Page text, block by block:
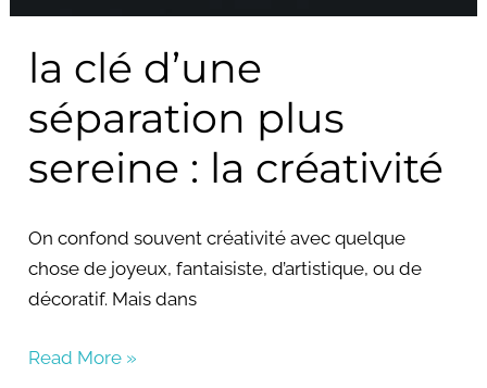
la clé d’une
séparation plus
sereine : la créativité
On confond souvent créativité avec quelque
chose de joyeux, fantaisiste, d’artistique, ou de
décoratif. Mais dans
la
créativité
Read More »